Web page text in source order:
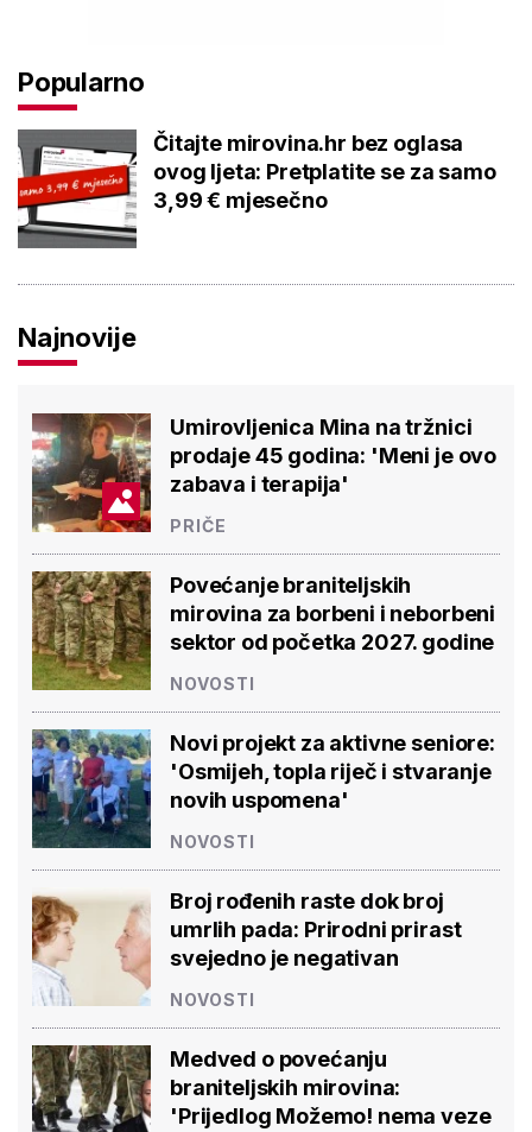
Popularno
Čitajte mirovina.hr bez oglasa
ovog ljeta: Pretplatite se za samo
3,99 € mjesečno
Najnovije
Umirovljenica Mina na tržnici
prodaje 45 godina: 'Meni je ovo
zabava i terapija'
PRIČE
Povećanje braniteljskih
mirovina za borbeni i neborbeni
sektor od početka 2027. godine
NOVOSTI
Novi projekt za aktivne seniore:
'Osmijeh, topla riječ i stvaranje
novih uspomena'
NOVOSTI
Broj rođenih raste dok broj
umrlih pada: Prirodni prirast
svejedno je negativan
NOVOSTI
Medved o povećanju
braniteljskih mirovina:
'Prijedlog Možemo! nema veze